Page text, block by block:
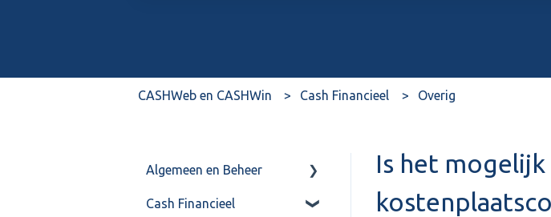
CASHWeb en CASHWin Cash Financieel Overig
Is het
Algemeen en Beheer
Bank(koppeling)
Cash Financieel